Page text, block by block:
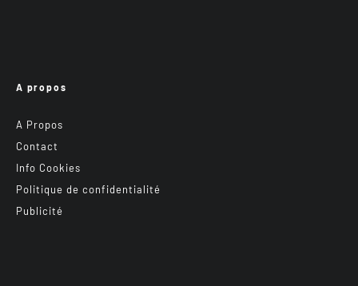
A propos
A Propos
Contact
Info Cookies
Politique de confidentialité
Publicité